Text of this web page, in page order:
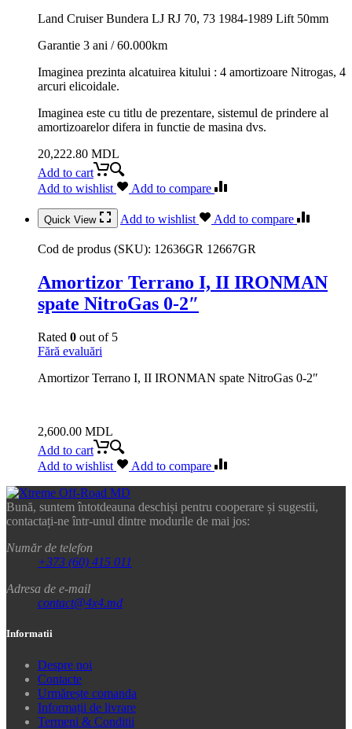
Land Cruiser Bundera LJ RJ 70, 73 1984-1989 Lift 50mm
Garantie 3 ani / 60.000km
Imaginea prezinta alcatuirea kitului : 4 amortizoare Nitrogas, 4
arcuri elicoidale.
Imaginea este cu titlu de prezentare, sistemul de prindere al
amortizoarelor difera in functie de masina dvs.
20,222.80 MDL
Add to cart
Add to wishlist
Add to compare
Quick View Add to wishlist Add to compare
Cod de produs (SKU): 12636GR 12667GR
Amortizor Terrano I, II IRONMAN
spate NitroGas 0-2″
Rated 0 out of 5
Fără evaluări
Amortizor Terrano I, II IRONMAN spate NitroGas 0-2″
2,600.00 MDL
Add to cart
Add to wishlist
Add to compare
Bună, suntem întotdeauna deschiși pentru cooperare și sugestii,
contactați-ne într-unul dintre modurile de mai jos:
Număr de telefon
+373 (60) 415 011
Adresa de e-mail
contact@4x4.md
Informatii
Despre noi
Contacte
Urmărește comanda
Informații de livrare
Termeni & Conditii